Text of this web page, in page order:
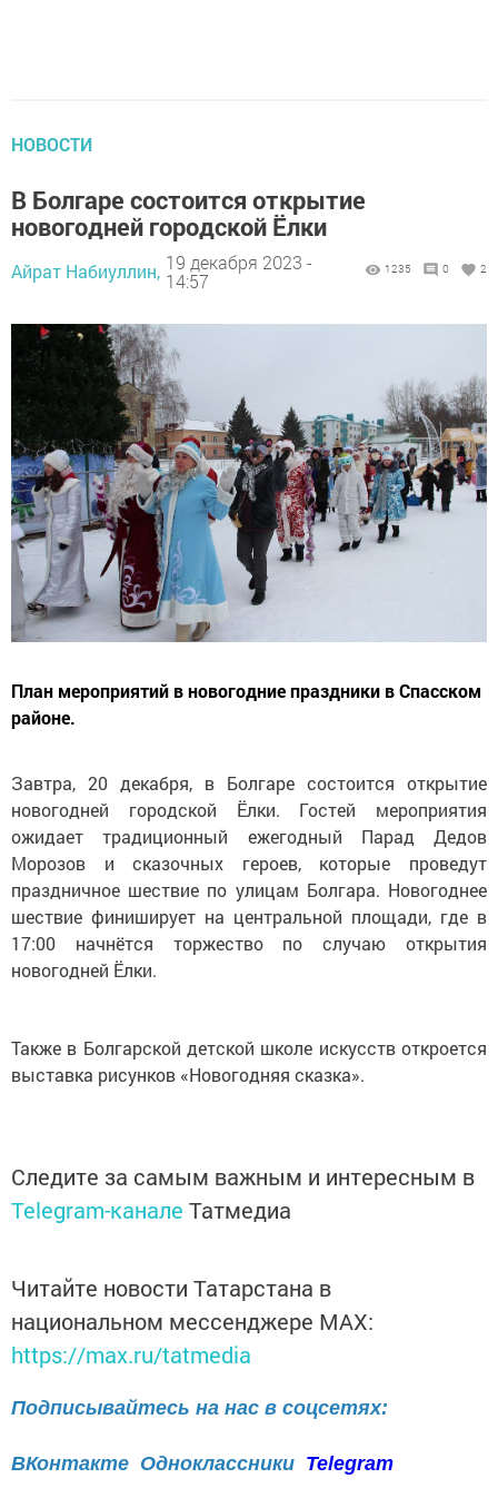
НОВОСТИ
В Болгаре состоится открытие
новогодней городской Ёлки
Айрат Набиуллин, 19 декабря 2023 -
14:57
1235 0 2
План мероприятий в новогодние праздники в Спасском
районе.
Завтра, 20 декабря, в Болгаре состоится открытие
новогодней городской Ёлки. Гостей мероприятия
ожидает традиционный ежегодный Парад Дедов
Морозов и сказочных героев, которые проведут
праздничное шествие по улицам Болгара. Новогоднее
шествие финиширует на центральной площади, где в
17:00 начнётся торжество по случаю открытия
новогодней Ёлки.
Также в Болгарской детской школе искусств откроется
выставка рисунков «Новогодняя сказка».
Следите за самым важным и интересным в
Telegram-канале Татмедиа
Читайте новости Татарстана в
национальном мессенджере MАХ:
https://max.ru/tatmedia
Подписывайтесь на нас в соцсетях:
ВКонтакте Одноклассники Telegram